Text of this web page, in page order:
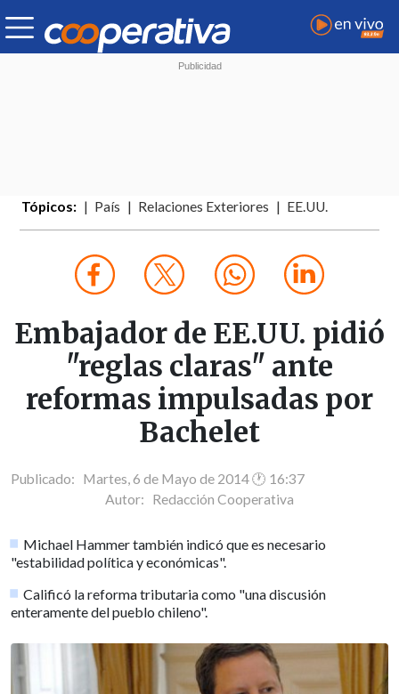
Tópicos: País Relaciones Exteriores EE.UU.
Embajador de EE.UU. pidió
"reglas claras" ante
reformas impulsadas por
Bachelet
Publicado: Martes, 6 de Mayo de 2014 🕐 16:37
Autor: Redacción Cooperativa
Michael Hammer también indicó que es necesario
"estabilidad política y económicas".
Calificó la reforma tributaria como "una discusión
enteramente del pueblo chileno".